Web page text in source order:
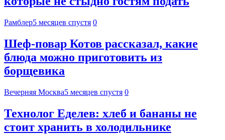
Рамблер5 месяцев спустя 0
Шеф-повар Котов рассказал, какие
блюда можно приготовить из
борщевика
Вечерняя Москва5 месяцев спустя 0
Технолог Еделев: хлеб и бананы не
стоит хранить в холодильнике